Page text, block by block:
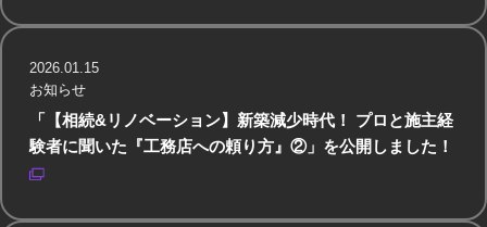
「【相続&リノベーション】新築減少時代！ プロと施主経
験者に聞いた『工務店への頼り方』②」を公開しました！
2026.01.15
お知らせ